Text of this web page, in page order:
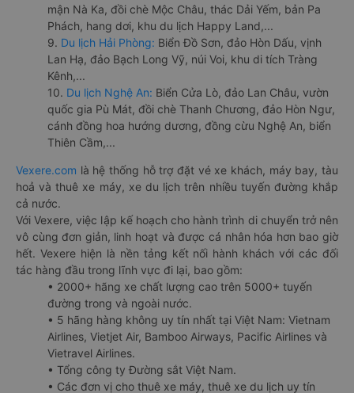
mận Nà Ka, đồi chè Mộc Châu, thác Dải Yếm, bản Pa
Phách, hang dơi, khu du lịch Happy Land,...
9. Du lịch Hải Phòng: Biển Đồ Sơn, đảo Hòn Dấu, vịnh
Lan Hạ, đảo Bạch Long Vỹ, núi Voi, khu di tích Tràng
Kênh,...
10. Du lịch Nghệ An: Biển Cửa Lò, đảo Lan Châu, vườn
quốc gia Pù Mát, đồi chè Thanh Chương, đảo Hòn Ngư,
cánh đồng hoa hướng dương, đồng cừu Nghệ An, biển
Thiên Cầm,...
Vexere.com là hệ thống hỗ trợ đặt vé xe khách, máy bay, tàu
hoả và thuê xe máy, xe du lịch trên nhiều tuyến đường khắp
cả nước.
Với Vexere, việc lập kế hoạch cho hành trình di chuyển trở nên
vô cùng đơn giản, linh hoạt và được cá nhân hóa hơn bao giờ
hết. Vexere hiện là nền tảng kết nối hành khách với các đối
tác hàng đầu trong lĩnh vực đi lại, bao gồm:
• 2000+ hãng xe chất lượng cao trên 5000+ tuyến
đường trong và ngoài nước.
• 5 hãng hàng không uy tín nhất tại Việt Nam: Vietnam
Airlines, Vietjet Air, Bamboo Airways, Pacific Airlines và
Vietravel Airlines.
• Tổng công ty Đường sắt Việt Nam.
• Các đơn vị cho thuê xe máy, thuê xe du lịch uy tín